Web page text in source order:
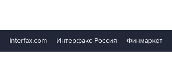
Interfax.com Интерфакс-Россия Финмаркет